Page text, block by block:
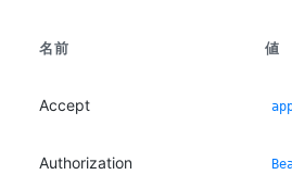
名前 値
Accept
Authorization